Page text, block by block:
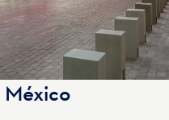
México